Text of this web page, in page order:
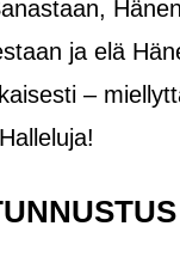
Hänen
ja elä
–